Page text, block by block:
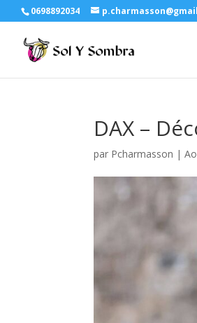
0698892034
DAX –
par Pcharmasson |